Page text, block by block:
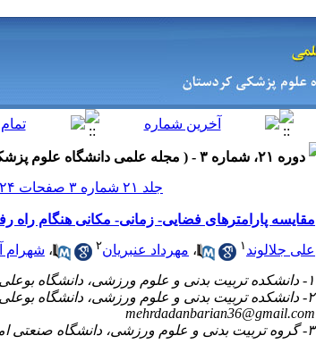
دوره ۲۱، شماره ۳ - ( مجله علمی دانشگاه علوم پزشکی کردستان ۱۳۹۵ )
جلد ۲۱ شماره ۳ صفحات ۱۲۴-۱۱۳
مقایسه پارامترهای فضایی- زمانی- مکانی هنگام راه
علی جلالوند ۱ ، مهرداد عنبریان۲ ، شهرام
۱- دانشکده تربیت بدنی و علوم ورزشی، دانشگاه بوعلی سینا، همدان، ایران
۲- دانشکده تربیت بدنی و علوم ورزشی، دانشگاه بوعلی سینا، همدان، ایران(نویسنده مسئول)، تلفن ثابت:۳۸۳۸۱۴۲۲-۰۸۱ ،
mehrdadanbarian36@gmail.com
۳- گروه تربیت بدنی و علوم ورزشی، دانشگاه صنعتی امیرکبیر، تهران، ایران